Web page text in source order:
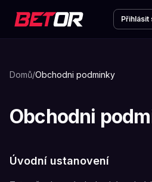
Přihlásit
Domů/Obchodni podminky
Obchodni
Úvodní ustanovení